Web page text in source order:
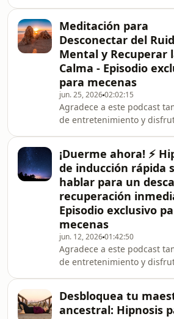
momentos de conciencia
pánico o la ansiedad te
En esta meditación guiada,
acompaño a transitar esos
de intensidad mediante la
consciente y el
trata de forzar la calma, sino
permitir que tu sistema
encuentre su propio c
Meditación para
Desconectar del
Mental y Recuperar
Calma - Episodio
para mecenas
jun. 25, 202602:02:15
Agradece a este podcast
de entretenimiento y
notificaciones constantes,
ininterrumpida y
permanente, nuestro
nervioso rara vez tiene la
de descansar por completo.
sesión de dos horas
meditación guiada con
suaves de respiración
¡Duerme ahora! ⚡
de inducción rápida
hablar para un
recuperación
Episodio exclusivo
mecenas
jun. 12, 202601:42:50
Agradece a este podcast
de entretenimiento y
desconectar al final del día?
meditación guiada para
Desbloquea tu
ancestral: Hipnosis